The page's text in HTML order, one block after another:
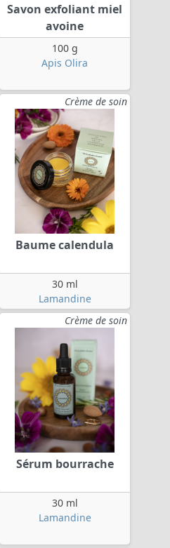
Savon exfoliant miel
avoine
100 g
Apis Olira
Crème de soin
Baume calendula
30 ml
Lamandine
Crème de soin
Sérum bourrache
30 ml
Lamandine